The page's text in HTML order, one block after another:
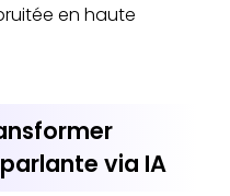
en haute
via IA